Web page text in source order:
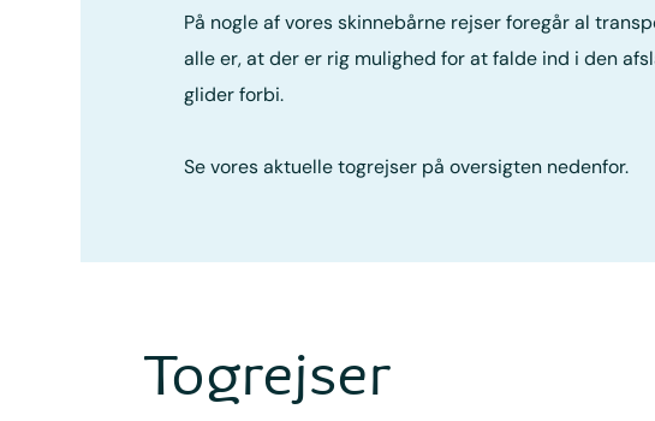
På nogle af vores skinnebårne rejser foregår al
alle er, at der er rig mulighed for at falde ind i den
glider forbi.
Se vores aktuelle togrejser på oversigten nedenfor.
Togrejser